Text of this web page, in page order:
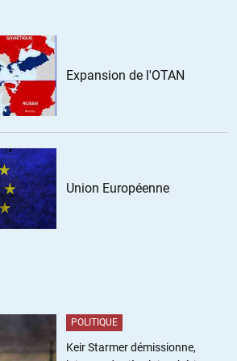
24.08.2020 à 09h57
la iste des pétitions de soutient en cours?
Expansion de l'OTAN
Union Européenne
POLITIQUE
Keir Starmer démissionne,